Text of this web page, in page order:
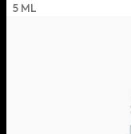
5 ML